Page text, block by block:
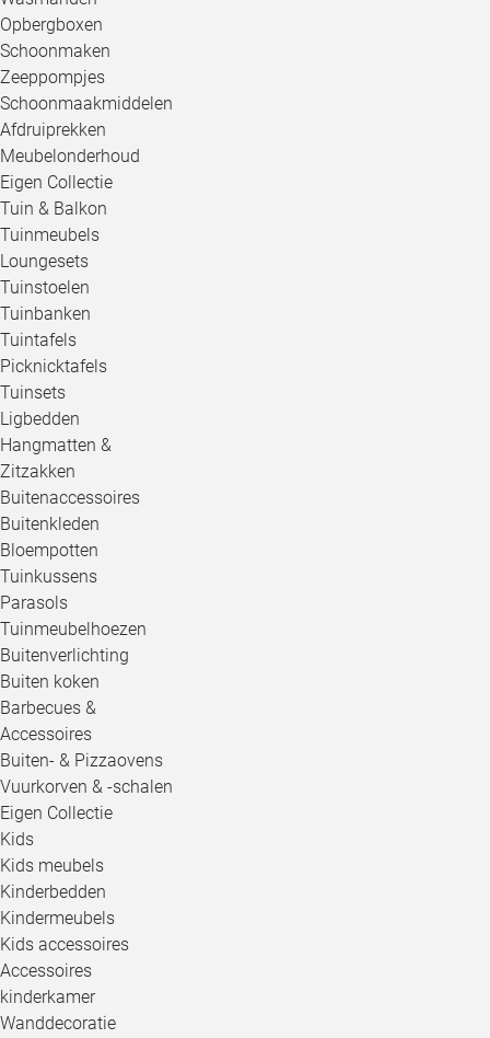
Opbergboxen
Schoonmaken
Zeeppompjes
Schoonmaakmiddelen
Afdruiprekken
Meubelonderhoud
Eigen Collectie
Tuin & Balkon
Tuinmeubels
Loungesets
Tuinstoelen
Tuinbanken
Tuintafels
Picknicktafels
Tuinsets
Ligbedden
Hangmatten &
Zitzakken
Buitenaccessoires
Buitenkleden
Bloempotten
Tuinkussens
Parasols
Tuinmeubelhoezen
Buitenverlichting
Buiten koken
Barbecues &
Accessoires
Buiten- & Pizzaovens
Vuurkorven & -schalen
Eigen Collectie
Kids
Kids meubels
Kinderbedden
Kindermeubels
Kids accessoires
Accessoires
kinderkamer
Wanddecoratie